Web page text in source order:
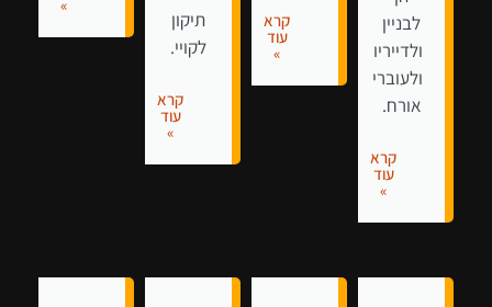
לבניין
ולדייריו
ולעוברי
אורח.
קרא
עוד
קרא
עוד
תיקון
לקויי.
קרא
עוד